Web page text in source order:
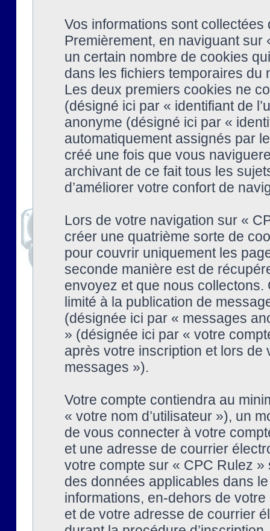
Vos informations sont
Premièrement, en naviguant
un certain nombre de cookies
dans les fichiers temporaires du
Les deux premiers cookies ne
(désigné ici par « identifiant de
anonyme (désigné ici par «
automatiquement assignés par
créé une fois que vous
archivant de ce fait tous les
d’améliorer votre confort de
Lors de votre navigation sur «
créer une quatrième sorte de
pour couvrir uniquement les
seconde manière est de
envoyez et que nous collectons.
limité à la publication de
(désignée ici par « messages
» (désignée ici par « votre
après votre inscription et lors
messages »).
Votre compte contiendra au
« votre nom d’utilisateur »), un
de vous connecter à votre
et une adresse de courrier
votre compte sur « CPC Rulez
des données applicables dans
informations, en-dehors de
et de votre adresse de courrier